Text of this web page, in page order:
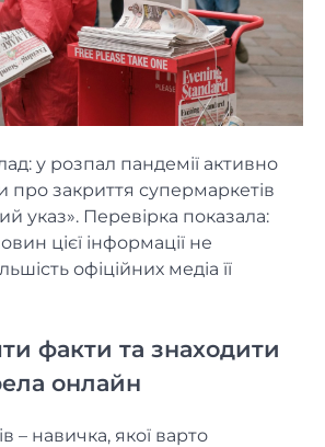
у розпал пандемії активно
про закриття супермаркетів
указ». Перевірка показала:
цієї інформації не
офіційних медіа її
факти та знаходити
онлайн
– навичка, якої варто